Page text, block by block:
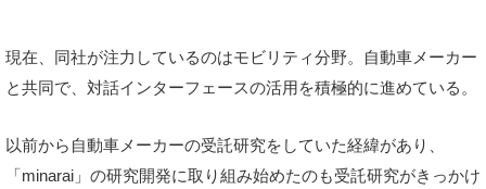
現在、同社が注力しているのはモビリティ分野。自動車メーカー
と共同で、対話インターフェースの活用を積極的に進めている。
以前から自動車メーカーの受託研究をしていた経緯があり、
「minarai」の研究開発に取り組み始めたのも受託研究がきっかけ